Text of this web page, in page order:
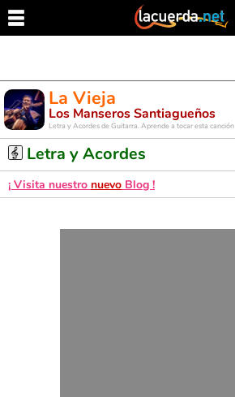
La Vieja
Los Manseros Santiagueños
Letra y Acordes de Guitarra. Aprende a tocar esta canción
Letra y Acordes
¡ Visita nuestro nuevo Blog !